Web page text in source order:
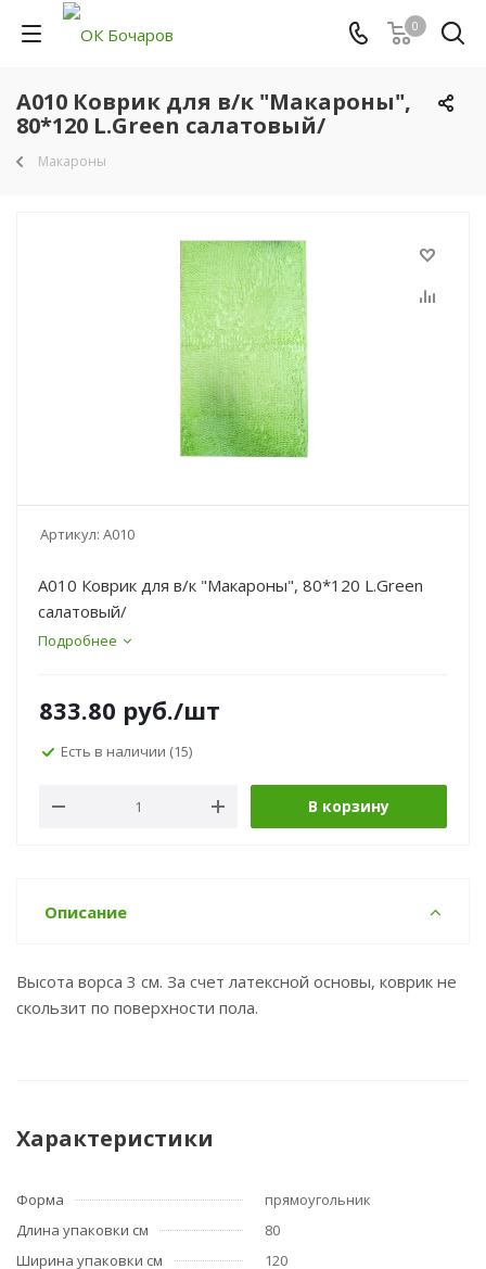
0
A010 Коврик для в/к "Макароны",
80*120 L.Green салатовый/
Макароны
Артикул: A010
A010 Коврик для в/к "Макароны", 80*120 L.Green
салатовый/
Подробнее
833.80 руб./шт
Есть в наличии (15)
В корзину
Описание
Высота ворса 3 см. За счет латексной основы, коврик не
скользит по поверхности пола.
Характеристики
Форма
прямоугольник
Длина упаковки см
80
Ширина упаковки см
120